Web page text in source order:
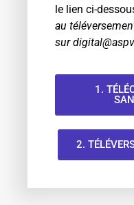
le lien ci-
au
sur
1.
2.